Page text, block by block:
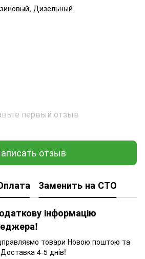
Дизельный
первый отзыв
отзыв
Заменить на СТО
інформацію
товари Новою поштою та
4-5 днів!